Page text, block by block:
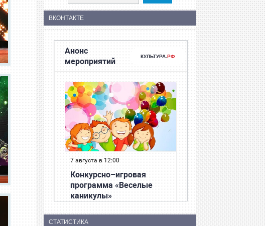
ВКОНТАКТЕ
СТАТИСТИКА